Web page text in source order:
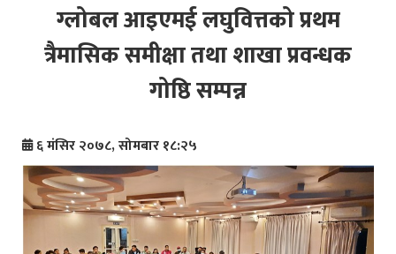
ग्लोबल आइएमई लघुवित्तको प्रथम
त्रैमासिक समीक्षा तथा शाखा प्रवन्धक
गोष्ठि सम्पन्न
६ मंसिर २०७८, सोमबार १८:२५